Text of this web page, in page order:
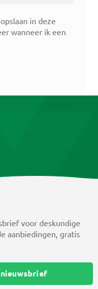
in deze
wanneer ik een
voor deskundige
aanbiedingen, gratis
nieuwsbrief